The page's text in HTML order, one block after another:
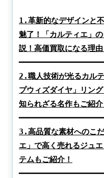
1.革新的なデザインと
魅了！「カルティエ」
2.職人技術が光るカル
プウィズダイヤ」リン
3.高品質な素材へのこ
エ」で高く売れるジュ